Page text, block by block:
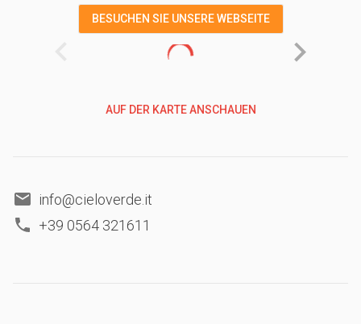
BESUCHEN SIE UNSERE WEBSEITE
AUF DER KARTE ANSCHAUEN
info@cieloverde.it
+39 0564 321611